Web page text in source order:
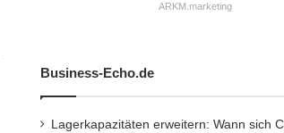
ARKM.marketing
Business-Echo.de
Lagerkapazitäten erweitern: Wann sich